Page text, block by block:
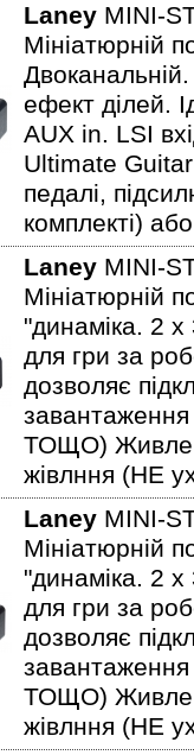
Laney MINI-
Мініатюрній
ефект ділей.
AUX in. LSI
Ultimate Guitar
педалі,
комплекті)
Laney MINI-
Мініатюрній
"динаміка. 2
для гри за
дозволяє
завантаження
ТОЩО)
жівлння (НЕ
Laney MINI-
Мініатюрній
"динаміка. 2
для гри за
дозволяє
завантаження
ТОЩО)
жівлння (НЕ